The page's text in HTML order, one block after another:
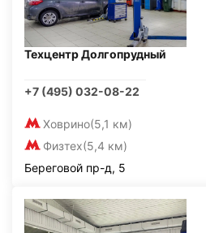
Техцентр Долгопрудный
+7 (495) 032-08-22
Ховрино(5,1 км)
Физтех(5,4 км)
Береговой пр-д, 5